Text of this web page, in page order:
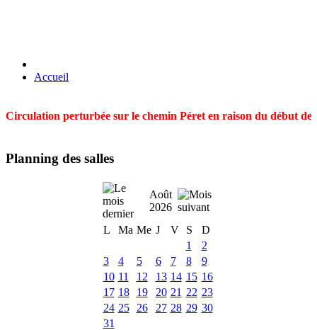
Accueil
Circulation perturbée sur le chemin Péret en raison du début
Planning des salles
Août
2026
L
Ma Me J V S
D
1
2
3
4 5 6 7 8
9
10 11 12 13 14 15 16
17 18 19 20 21 22 23
24 25 26 27 28 29 30
31